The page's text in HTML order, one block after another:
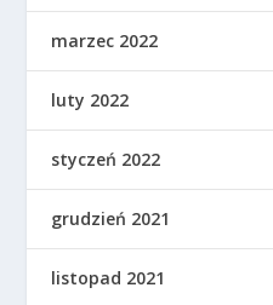
marzec 2022
luty 2022
styczeń 2022
grudzień 2021
listopad 2021